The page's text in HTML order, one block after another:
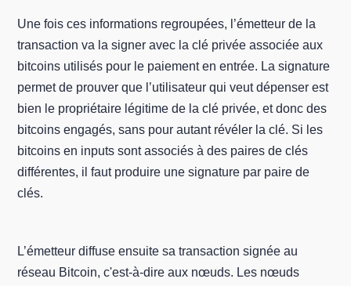
Une fois ces informations regroupées, l’émetteur de la
transaction va la signer avec la clé privée associée aux
bitcoins utilisés pour le paiement en entrée. La signature
permet de prouver que l’utilisateur qui veut dépenser est
bien le propriétaire légitime de la clé privée, et donc des
bitcoins engagés, sans pour autant révéler la clé. Si les
bitcoins en inputs sont associés à des paires de clés
différentes, il faut produire une signature par paire de
clés.
L’émetteur diffuse ensuite sa transaction signée au
réseau Bitcoin, c'est-à-dire aux nœuds. Les nœuds